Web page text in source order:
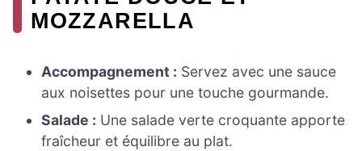
MOZZARELLA
Accompagnement : Servez avec une sauce
aux noisettes pour une touche gourmande.
Salade : Une salade verte croquante apporte
fraîcheur et équilibre au plat.